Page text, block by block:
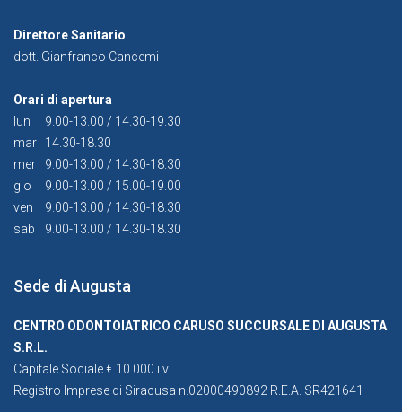
Direttore Sanitario
dott. Gianfranco Cancemi
Orari di apertura
lun
9.00-13.00 / 14.30-19.30
mar
14.30-18.30
mer
9.00-13.00 / 14.30-18.30
gio
9.00-13.00 / 15.00-19.00
ven
9.00-13.00 / 14.30-18.30
sab
9.00-13.00 / 14.30-18.30
Sede di Augusta
CENTRO ODONTOIATRICO CARUSO SUCCURSALE DI AUGUSTA
S.R.L.
Capitale Sociale € 10.000 i.v.
Registro Imprese di Siracusa n.02000490892 R.E.A. SR421641